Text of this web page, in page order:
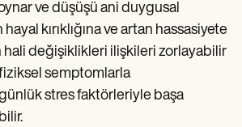
ve düşüşü ani duygusal
kırıklığına ve artan hassasiyete
hali değişiklikleri ilişkileri zorlayabilir
semptomlarla
stres faktörleriyle başa